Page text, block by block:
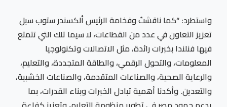
واستطرد: “كما ناقشتُ وفخامة الرئيس ألكسندر ستوب سبل
تعزيز التعاون في عدد من القطاعات، لا سيما تلك التي تتمتع
فيها فنلندا بخبرات رائدة، مثل الاتصالات وتكنولوجيا
المعلومات، والتحول الرقمي، والطاقة المتجددة، والتعليم،
والرعاية الصحية، والصناعات المتقدمة، والصناعات الخشبية،
والتعدين. وأكدنا أهمية تبادل الخبرات وبناء القدرات، بما